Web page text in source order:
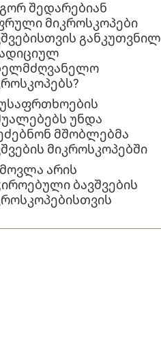
შედარებიან
მიკროსკოპები
განკუთვნილ
უნდა
მშობლებმა
მიკროსკოპებში
არის
ბავშვების